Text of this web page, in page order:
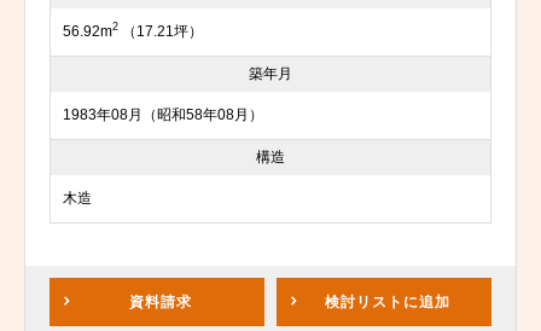
56.92m2 （17.21坪）
築年月
1983年08月（昭和58年08月）
構造
木造
資料請求 検討リスト に追加